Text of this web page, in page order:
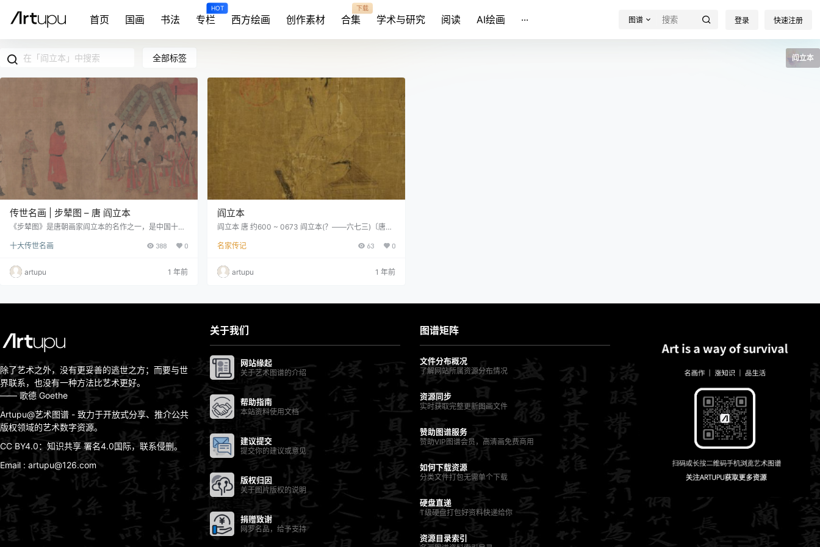
首页 国画 书法 专栏
HOT
西方绘画 创作素材 合集
下载
学术与研究 阅读 AI绘画 ··· 图谱 登录 快速注册
全部标签 阎立本
传世名画 | 步辇图 – 唐 阎立本
《步辇图》是唐朝画家阎立本的名作之一，是中国十大
绚丽，线条流畅圆劲，构图错落富有变化，为唐代绘画
40年（贞观十四年），吐蕃王松赞干布仰慕大唐文明，
派使者禄东赞到长安通聘。《步辇图》所绘是禄东赞朝
十大传世名画 388 0
artupu 1 年前
阎立本
阎立本 唐 约600 ~ 0673 阎立本(？——六七三)〔唐〕
林格尔)人。立德弟。显庆中以将作大匠代立德为工部尙
七〇)改中书令。谥曰文贞。工绘事，道释人物故实写
真，以及鞍马，当时号为丹青神化。师于张僧繇、郑法
名家传记 63 0
artupu 1 年前
除了艺术之外，没有更妥善的逃世之方；而要与世
界联系，也没有一种方法比艺术更好。
—— 歌德 Goethe
Artupu@艺术图谱 - 致力于开放式分享、推介公共
版权领域的艺术数字资源。
CC BY4.0：知识共享 署名4.0国际，联系侵删。
Email : artupu@126.com
关于我们
网站缘起
关于艺术图谱的介绍
帮助指南
本站资料使用文档
建议提交
提交你的建议或意见
版权归因
关于图片版权的说明
捐赠致谢
网罗名品，给予支持
图谱矩阵
文件分布概况
了解网站所属资源分布情况
资源同步
实时获取完整更新图画文件
赞助图谱服务
赞助VIP图谱会员，高清画免费商用
如何下载资源
分类文件打包无需单个下载
硬盘直递
T级硬盘打包好资料快递给你
资源目录索引